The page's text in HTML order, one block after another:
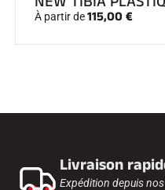
À partir de115,00 €
Livraison
Expédition depuis